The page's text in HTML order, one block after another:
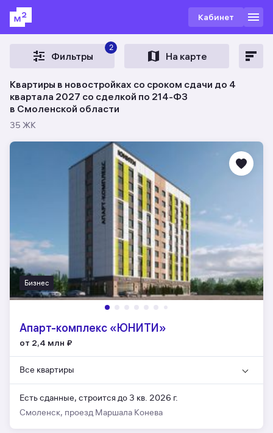
Кабинет
Фильтры
2
На карте
Квартиры в новостройках со сроком сдачи до 4
квартала 2027 со сделкой по 214-ФЗ
в Смоленской области
35 ЖК
Бизнес
Апарт-комплекс «ЮНИТИ»
от 2,4 млн ₽
Все квартиры
Есть сданные, строится до 3 кв. 2026 г.
Смоленск, проезд Маршала Конева